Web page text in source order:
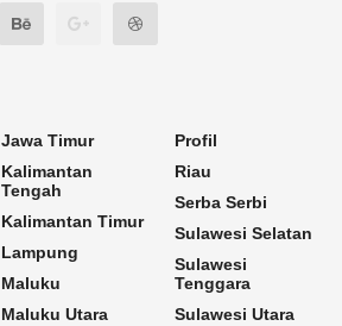
Jawa Timur
Kalimantan
Tengah
Kalimantan Timur
Lampung
Maluku
Maluku Utara
Profil
Riau
Serba Serbi
Sulawesi Selatan
Sulawesi
Tenggara
Sulawesi Utara